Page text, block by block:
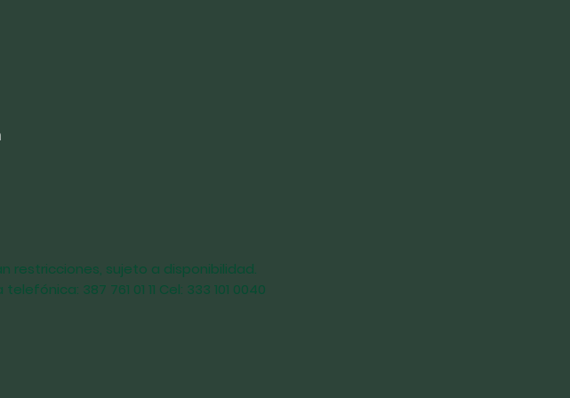
restricciones, sujeto a disponibilidad.
387 761 01 11 Cel: 333 101 0040